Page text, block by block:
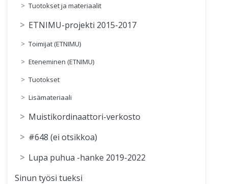
Tuotokset ja materiaalit
ETNIMU-projekti 2015-2017
Toimijat (ETNIMU)
Eteneminen (ETNIMU)
Tuotokset
Lisämateriaali
Muistikordinaattori-verkosto
#648 (ei otsikkoa)
Lupa puhua -hanke 2019-2022
Sinun työsi tueksi